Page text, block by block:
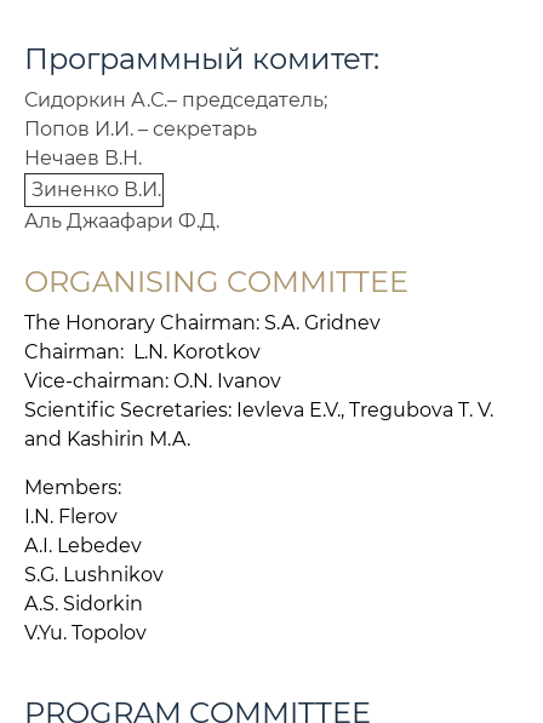
Принятые доклады
Программный комитет:
Сидоркин А.С.– председатель;
Попов И.И. – секретарь
Нечаев В.Н.
Зиненко В.И.
Аль Джаафари Ф.Д.
ORGANISING COMMITTEE
The Honorary Chairman: S.A. Gridnev
Chairman: L.N. Korotkov
Vice-chairman: O.N. Ivanov
Scientific Secretaries: Ievleva E.V., Tregubova T. V.
and Kashirin M.A.
Members:
I.N. Flerov
A.I. Lebedev
S.G. Lushnikov
A.S. Sidorkin
V.Yu. Topolov
PROGRAM COMMITTEE